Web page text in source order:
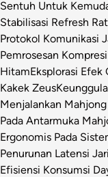
Sentuh Untuk
Stabilisasi Refresh
Protokol Komunikasi
Pemrosesan
HitamEksplorasi Efek
Kakek Zeus
Menjalankan Mahjong
Pada Antarmuka
Ergonomis Pada
Penurunan Latensi
Efisiensi Konsumsi